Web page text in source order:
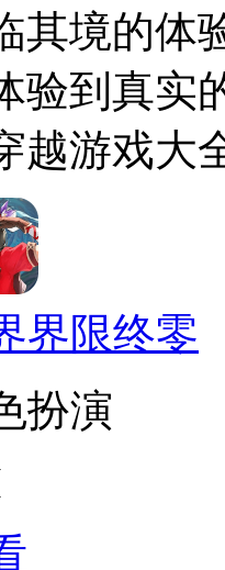
其境的体
验到真实
越游戏大
界限终零
扮演